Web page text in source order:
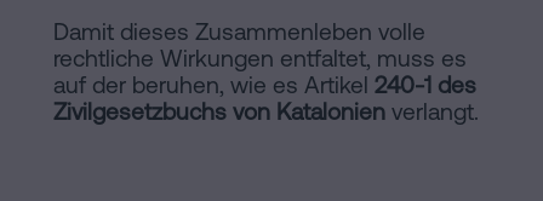
Damit dieses Zusammenleben volle
rechtliche Wirkungen entfaltet, muss es
auf der beruhen, wie es Artikel 240-1 des
Zivilgesetzbuchs von Katalonien verlangt.